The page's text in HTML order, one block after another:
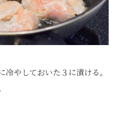
やしておいた３に漬ける。